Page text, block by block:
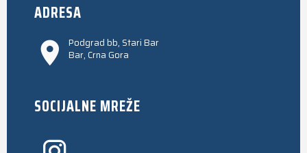
ADRESA
Podgrad bb, Stari Bar
Bar, Crna Gora
SOCIJALNE MREŽE